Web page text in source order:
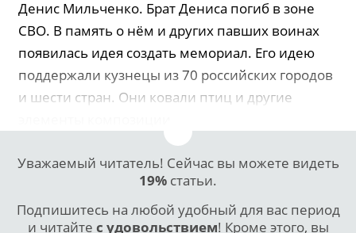
Денис Мильченко. Брат Дениса погиб в зоне
СВО. В память о нём и других павших воинах
появилась идея создать мемориал. Его идею
поддержали кузнецы из 70 российских городов
и шести стран. Они ковали птиц и другие
Уважаемый читатель! Сейчас вы можете видеть
19% статьи.
Подпишитесь на любой удобный для вас период
и читайте с удовольствием! Кроме этого, вы